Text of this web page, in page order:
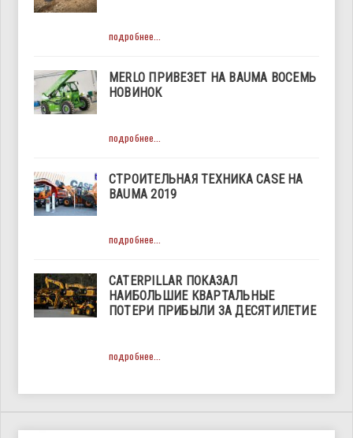
подробнее...
MERLO ПРИВЕЗЕТ НА BAUMA ВОСЕМЬ
НОВИНОК
подробнее...
СТРОИТЕЛЬНАЯ ТЕХНИКА CASE НА
BAUMA 2019
подробнее...
CATERPILLAR ПОКАЗАЛ
НАИБОЛЬШИЕ КВАРТАЛЬНЫЕ
ПОТЕРИ ПРИБЫЛИ ЗА ДЕСЯТИЛЕТИЕ
подробнее...